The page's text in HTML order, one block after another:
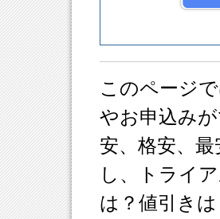
このページ
やお申込み
安、格安、
し、トライ
は？値引き